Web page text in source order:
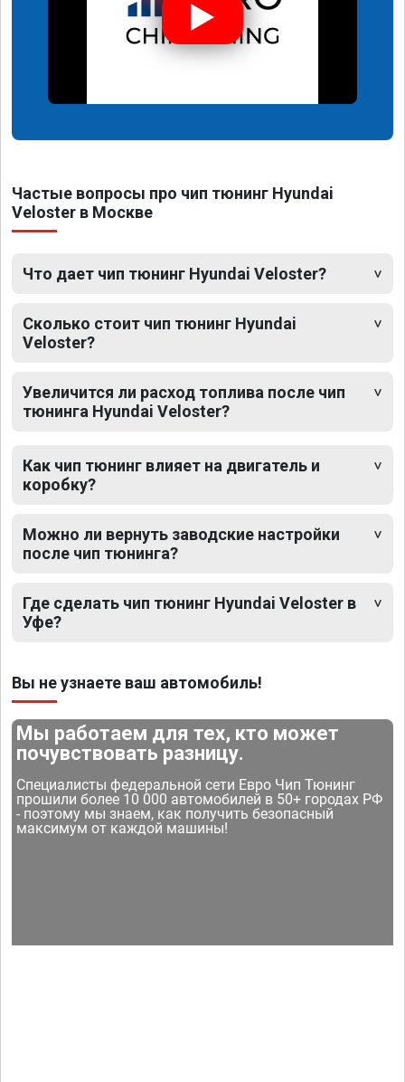
Частые вопросы про чип тюнинг Hyundai
Veloster в Москве
Что дает чип тюнинг Hyundai Veloster?
Сколько стоит чип тюнинг Hyundai
Veloster?
Увеличится ли расход топлива после чип
тюнинга Hyundai Veloster?
Как чип тюнинг влияет на двигатель и
коробку?
Можно ли вернуть заводские настройки
после чип тюнинга?
Где сделать чип тюнинг Hyundai Veloster в
Уфе?
Вы не узнаете ваш автомобиль!
Мы работаем для тех, кто может
почувствовать разницу.
Специалисты федеральной сети Евро Чип Тюнинг
прошили более 10 000 автомобилей в 50+ городах РФ
- поэтому мы знаем, как получить безопасный
максимум от каждой машины!